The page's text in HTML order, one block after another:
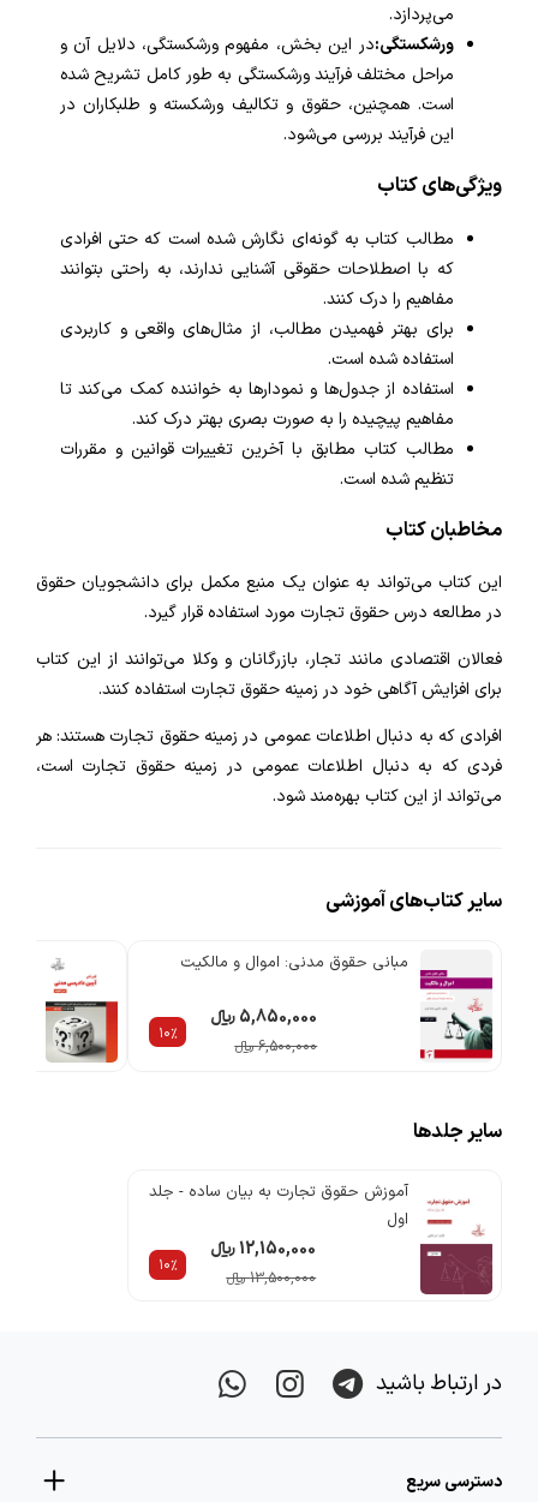
ارتباط با ما
می‌پردازد.
ورشکستگی:در این بخش، مفهوم ورشکستگی، دلایل آن و
مراحل مختلف فرآیند ورشکستگی به طور کامل تشریح شده
است. همچنین، حقوق و تکالیف ورشکسته و طلبکاران در
این فرآیند بررسی می‌شود.
ویژگی‌های کتاب
مطالب کتاب به گونه‌ای نگارش شده است که حتی افرادی
که با اصطلاحات حقوقی آشنایی ندارند، به راحتی بتوانند
مفاهیم را درک کنند.
برای بهتر فهمیدن مطالب، از مثال‌های واقعی و کاربردی
استفاده شده است.
استفاده از جدول‌ها و نمودارها به خواننده کمک می‌کند تا
مفاهیم پیچیده را به صورت بصری بهتر درک کند.
مطالب کتاب مطابق با آخرین تغییرات قوانین و مقررات
تنظیم شده است.
مخاطبان کتاب
این کتاب می‌تواند به عنوان یک منبع مکمل برای دانشجویان حقوق
در مطالعه درس حقوق تجارت مورد استفاده قرار گیرد.
فعالان اقتصادی مانند تجار، بازرگانان و وکلا می‌توانند از این کتاب
برای افزایش آگاهی خود در زمینه حقوق تجارت استفاده کنند.
افرادی که به دنبال اطلاعات عمومی در زمینه حقوق تجارت هستند: هر
فردی که به دنبال اطلاعات عمومی در زمینه حقوق تجارت است،
می‌تواند از این کتاب بهره‌مند شود.
سایر کتاب‌های آموزشی
مبانی حقوق مدنی: اموال و مالکیت
5,850,000 ریالء
10%
6,500,000 ریالء
سایر جلدها
آموزش حقوق تجارت به بیان ساده - جلد
اول
12,150,000 ریالء
10%
13,500,000 ریالء
در ارتباط باشید
دسترسی سریع